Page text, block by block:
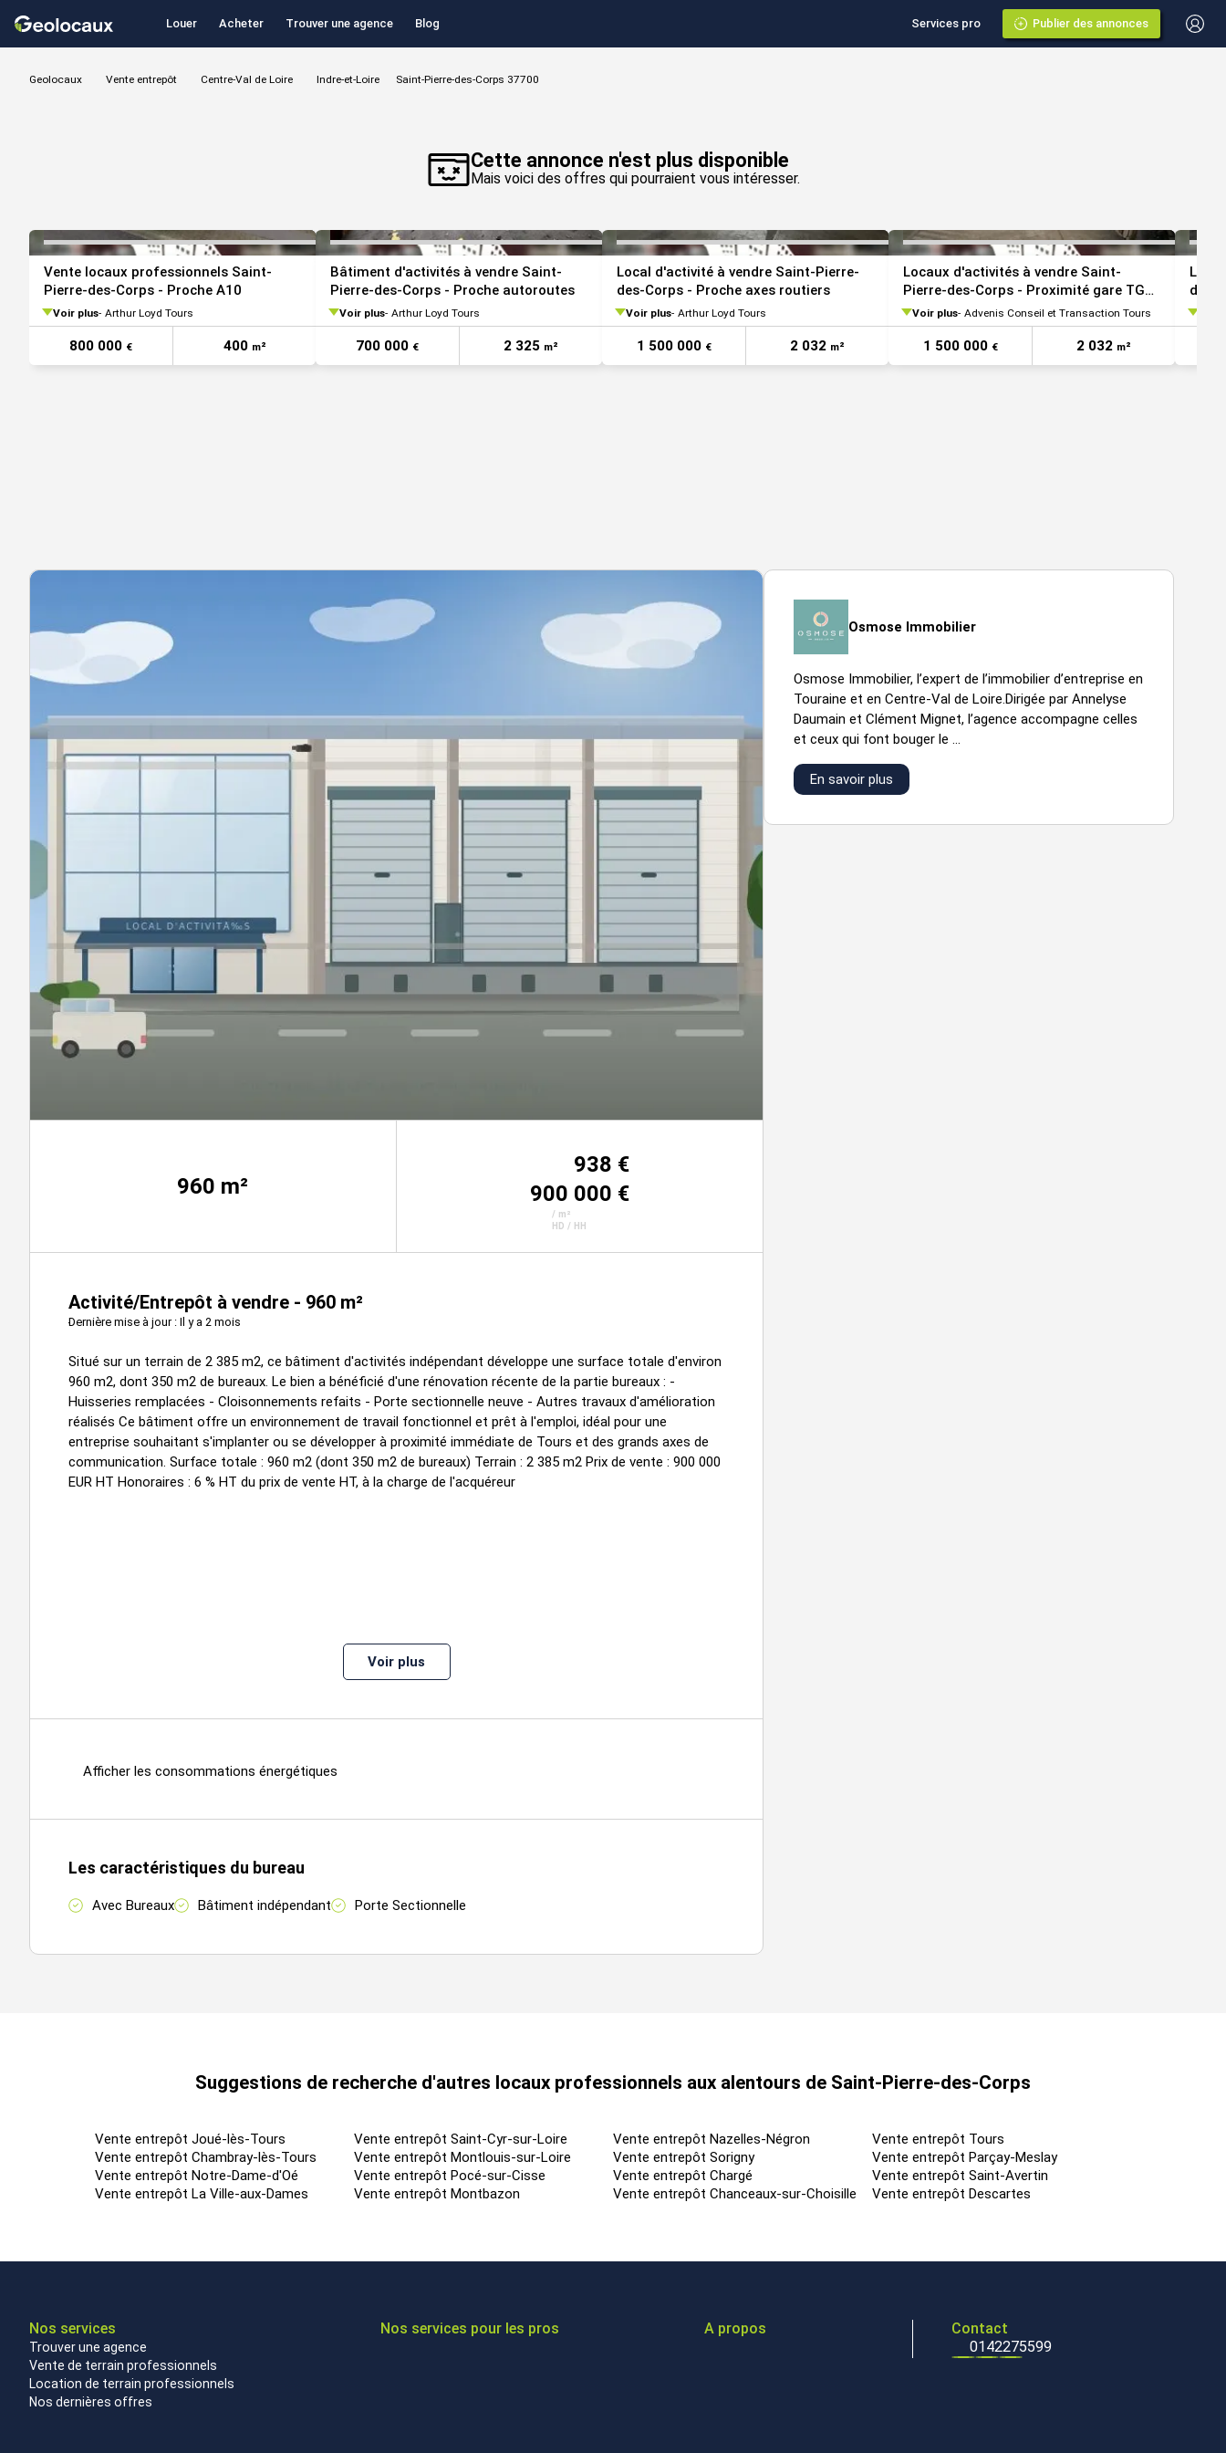
Louer Acheter Trouver une agence Blog Services pro Publier des annonces
Geolocaux Vente entrepôt Centre-Val de Loire Indre-et-Loire Saint-Pierre-des-Corps 37700
Cette annonce n'est plus disponible
Mais voici des offres qui pourraient vous intéresser.
Vente locaux professionnels Saint-
Pierre-des-Corps - Proche A10
Voir plus Arthur Loyd Tours
800 000 € 400 m²
Bâtiment d'activités à vendre Saint-
Pierre-des-Corps - Proche autoroutes
Voir plus Arthur Loyd Tours
700 000 € 2 325 m²
Local d'activité à vendre Saint-Pierre-
des-Corps - Proche axes routiers
Voir plus Arthur Loyd Tours
1 500 000 € 2 032 m²
Locaux d'activités à vendre Saint-
Pierre-des-Corps - Proximité gare TGV
et A10
Voir plus Advenis Conseil et Transaction Tours
1 500 000 € 2 032 m²
des-
960 m²
938 €
900 000 €
/ m²
HD / HH
Activité/Entrepôt à vendre - 960 m²
Dernière mise à jour : Il y a 2 mois
Situé sur un terrain de 2 385 m2, ce bâtiment d'activités indépendant développe une surface totale d'environ
960 m2, dont 350 m2 de bureaux. Le bien a bénéficié d'une rénovation récente de la partie bureaux : -
Huisseries remplacées - Cloisonnements refaits - Porte sectionnelle neuve - Autres travaux d'amélioration
réalisés Ce bâtiment offre un environnement de travail fonctionnel et prêt à l'emploi, idéal pour une
entreprise souhaitant s'implanter ou se développer à proximité immédiate de Tours et des grands axes de
communication. Surface totale : 960 m2 (dont 350 m2 de bureaux) Terrain : 2 385 m2 Prix de vente : 900 000
EUR HT Honoraires : 6 % HT du prix de vente HT, à la charge de l'acquéreur
Voir plus
Afficher les consommations énergétiques
Les caractéristiques du bureau
Avec Bureaux Bâtiment indépendant Porte Sectionnelle
Osmose Immobilier
Osmose Immobilier, l’expert de l’immobilier d’entreprise en
Touraine et en Centre-Val de Loire.Dirigée par Annelyse
Daumain et Clément Mignet, l’agence accompagne celles
et ceux qui font bouger le ...
En savoir plus
Suggestions de recherche d'autres locaux professionnels aux alentours de Saint-Pierre-des-Corps
Vente entrepôt Joué-lès-Tours
Vente entrepôt Chambray-lès-Tours
Vente entrepôt Notre-Dame-d'Oé
Vente entrepôt La Ville-aux-Dames
Vente entrepôt Saint-Cyr-sur-Loire
Vente entrepôt Montlouis-sur-Loire
Vente entrepôt Pocé-sur-Cisse
Vente entrepôt Montbazon
Vente entrepôt Nazelles-Négron
Vente entrepôt Sorigny
Vente entrepôt Chargé
Vente entrepôt Chanceaux-sur-Choisille
Vente entrepôt Tours
Vente entrepôt Parçay-Meslay
Vente entrepôt Saint-Avertin
Vente entrepôt Descartes
Nos services
Trouver une agence
Vente de terrain professionnels
Location de terrain professionnels
Nos dernières offres
Nos services pour les pros A propos
Contact
0142275599